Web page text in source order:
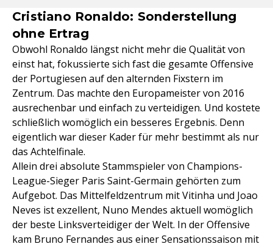
Cristiano Ronaldo: Sonderstellung
ohne Ertrag
Obwohl Ronaldo längst nicht mehr die Qualität von
einst hat, fokussierte sich fast die gesamte Offensive
der Portugiesen auf den alternden Fixstern im
Zentrum. Das machte den Europameister von 2016
ausrechenbar und einfach zu verteidigen. Und kostete
schließlich womöglich ein besseres Ergebnis. Denn
eigentlich war dieser Kader für mehr bestimmt als nur
das Achtelfinale.
Allein drei absolute Stammspieler von Champions-
League-Sieger Paris Saint-Germain gehörten zum
Aufgebot. Das Mittelfeldzentrum mit Vitinha und Joao
Neves ist exzellent, Nuno Mendes aktuell womöglich
der beste Linksverteidiger der Welt. In der Offensive
kam Bruno Fernandes aus einer Sensationssaison mit